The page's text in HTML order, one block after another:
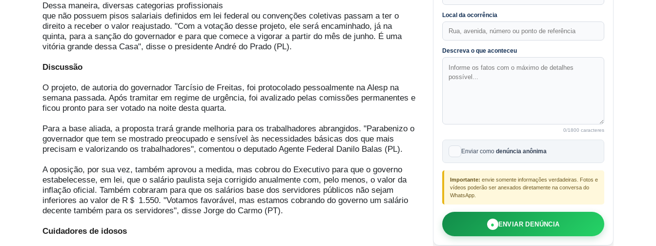
Dessa maneira, diversas categorias profissionais
que não possuem pisos salariais definidos em lei federal ou convenções coletivas passam a ter o
direito a receber o valor reajustado. "Com a votação desse projeto, ele será encaminhado, já na
quinta, para a sanção do governador e para que comece a vigorar a partir do mês de junho. É uma
vitória grande dessa Casa", disse o presidente André do Prado (PL).
Discussão
O projeto, de autoria do governador Tarcísio de Freitas, foi protocolado pessoalmente na Alesp na
semana passada. Após tramitar em regime de urgência, foi avalizado pelas comissões permanentes e
ficou pronto para ser votado na noite desta quarta.
Para a base aliada, a proposta trará grande melhoria para os trabalhadores abrangidos. "Parabenizo o
governador que tem se mostrado preocupado e sensível às necessidades básicas dos que mais
precisam e valorizando os trabalhadores", comentou o deputado Agente Federal Danilo Balas (PL).
A oposição, por sua vez, também aprovou a medida, mas cobrou do Executivo para que o governo
estabelecesse, em lei, que o salário paulista seja corrigido anualmente com, pelo menos, o valor da
inflação oficial. Também cobraram para que os salários base dos servidores públicos não sejam
inferiores ao valor de R＄ 1.550. "Votamos favorável, mas estamos cobrando do governo um salário
decente também para os servidores", disse Jorge do Carmo (PT).
Cuidadores de idosos
Local da ocorrência
Descreva o que aconteceu
0/1800 caracteres
Enviar como denúncia anônima
Importante: envie somente informações verdadeiras. Fotos e
vídeos poderão ser anexados diretamente na conversa do
WhatsApp.
● ENVIAR DENÚNCIA